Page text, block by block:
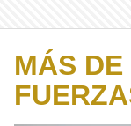
MÁS DE